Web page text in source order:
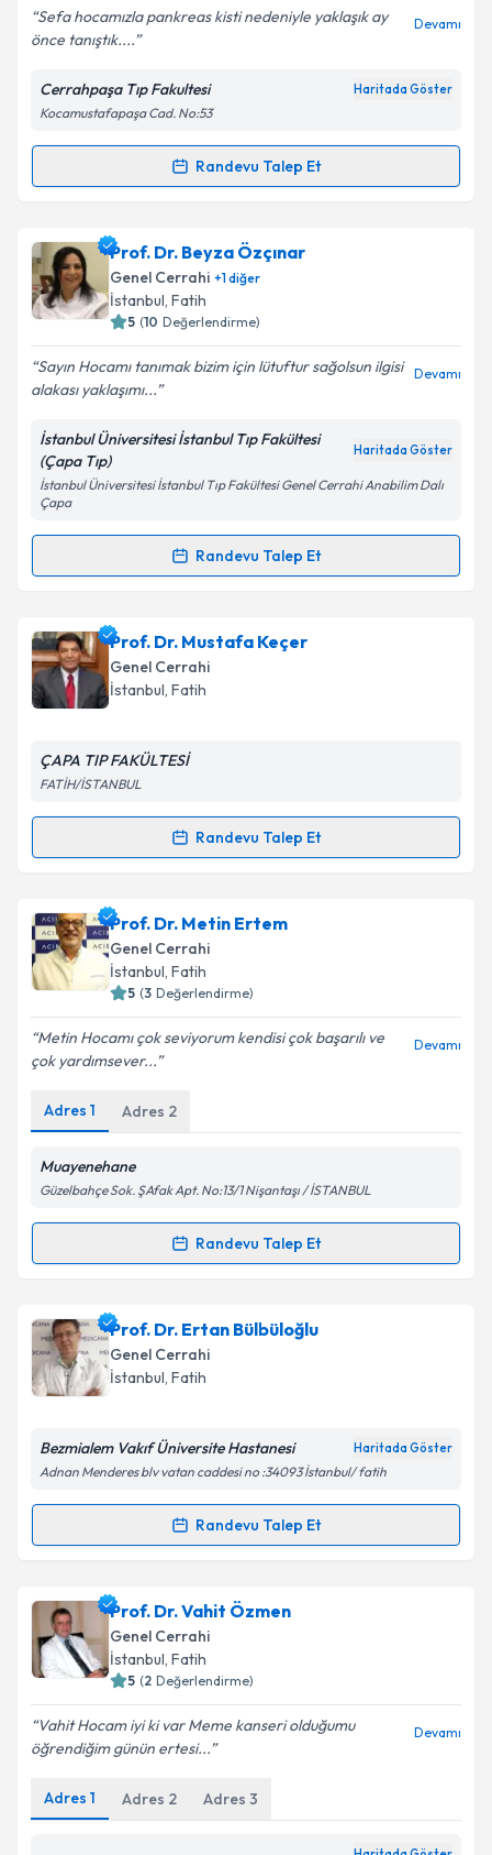
kapsamda işlenmesini kabul ediyorum.
Takvim Talebini Gönder
Sefa hocamızla pankreas kisti nedeniyle yaklaşık ay
önce tanıştık....
Devamı
Cerrahpaşa Tıp Fakultesi Haritada Göster
Kocamustafapaşa Cad. No:53
Randevu Talep Et
Randevu Takvimi Talebi
Dr. Sefa Ergüniçin randevu takvimi talebi oluşturun.
Size bu uzmandan randevu almanız için bir takvim
hazırlandığında e-posta ile bilgilendireceğiz.
Kişisel verilerimin işlenmesine ilişkin
Aydınlatma
Metni
kapsamda işlenmesini kabul ediyorum.
Takvim Talebini Gönder
Prof. Dr. Beyza Özçınar
Genel Cerrahi +1diğer
İstanbul, Fatih
5 (10 Değerlendirme)
Sayın Hocamı tanımak bizim için lütuftur sağolsun ilgisi
alakası yaklaşımı...
Devamı
İstanbul Üniversitesi İstanbul Tıp Fakültesi
(Çapa Tıp)
Haritada Göster
İstanbul Üniversitesi İstanbul Tıp Fakültesi Genel Cerrahi Anabilim Dalı
Çapa
Randevu Talep Et
Randevu Takvimi Talebi
Prof. Dr. Beyza Özçınar için randevu takvimi talebi
oluşturun. Size bu uzmandan randevu almanız için bir
takvim hazırlandığında e-posta ile bilgilendireceğiz.
Kişisel verilerimin işlenmesine ilişkin
Metni'ni okudum ve kişisel verilerimin belirtilen
Takvim Talebini Gönder
Prof. Dr. Mustafa Keçer
Genel Cerrahi
İstanbul, Fatih
ÇAPA TIP FAKÜLTESİ
FATİH/İSTANBUL
Randevu Talep Et
Randevu Takvimi Talebi
Prof. Dr. Mustafa Keçeriçin randevu takvimi talebi
oluşturun. Size bu uzmandan randevu almanız için bir
takvim hazırlandığında e-posta ile bilgilendireceğiz.
Kişisel verilerimin işlenmesine ilişkin
Metni'ni okudum ve kişisel verilerimin belirtilen
kapsamda işlenmesini kabul ediyorum.
Takvim Talebini Gönder
Prof. Dr. Metin Ertem
Genel Cerrahi
İstanbul, Fatih
5 (3 Değerlendirme)
Metin Hocamı çok seviyorum kendisi çok başarılı ve
çok yardımsever...
Devamı
Adres 1 Adres 2
Muayenehane
Güzelbahçe Sok. ŞAfak Apt. No:13/1 Nişantaşı / İSTANBUL
Randevu Talep Et
Randevu Takvimi Talebi
Prof. Dr. Metin Ertemiçin randevu takvimi talebi
oluşturun. Size bu uzmandan randevu almanız için bir
takvim hazırlandığında e-posta ile bilgilendireceğiz.
Kişisel verilerimin işlenmesine ilişkin
Metni'ni okudum ve kişisel verilerimin belirtilen
Takvim Talebini Gönder
Prof. Dr. Ertan Bülbüloğlu
Genel Cerrahi
İstanbul, Fatih
Bezmialem Vakıf Üniversite Hastanesi Haritada Göster
Adnan Menderes blv vatan caddesi no :34093 İstanbul/ fatih
Randevu Talep Et
Randevu Takvimi Talebi
Prof. Dr. Ertan Bülbüloğluiçin randevu takvimi
talebi oluşturun. Size bu uzmandan randevu almanız
için bir takvim hazırlandığında e-posta ile
bilgilendireceğiz.
E-posta Adresiniz
Kişisel verilerimin işlenmesine ilişkinAydınlatma
'ni okudum ve kişisel verilerimin belirtilen
Prof. Dr. Vahit Özmen
Genel Cerrahi
İstanbul, Fatih
5 (2 Değerlendirme)
Vahit Hocam iyi ki var Meme kanseri olduğumu
öğrendiğim günün ertesi...
Devamı
Adres 1 Adres 2 Adres 3